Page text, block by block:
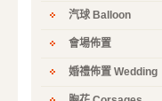
汽球 Balloon
會場佈置
婚禮佈置 Wedding